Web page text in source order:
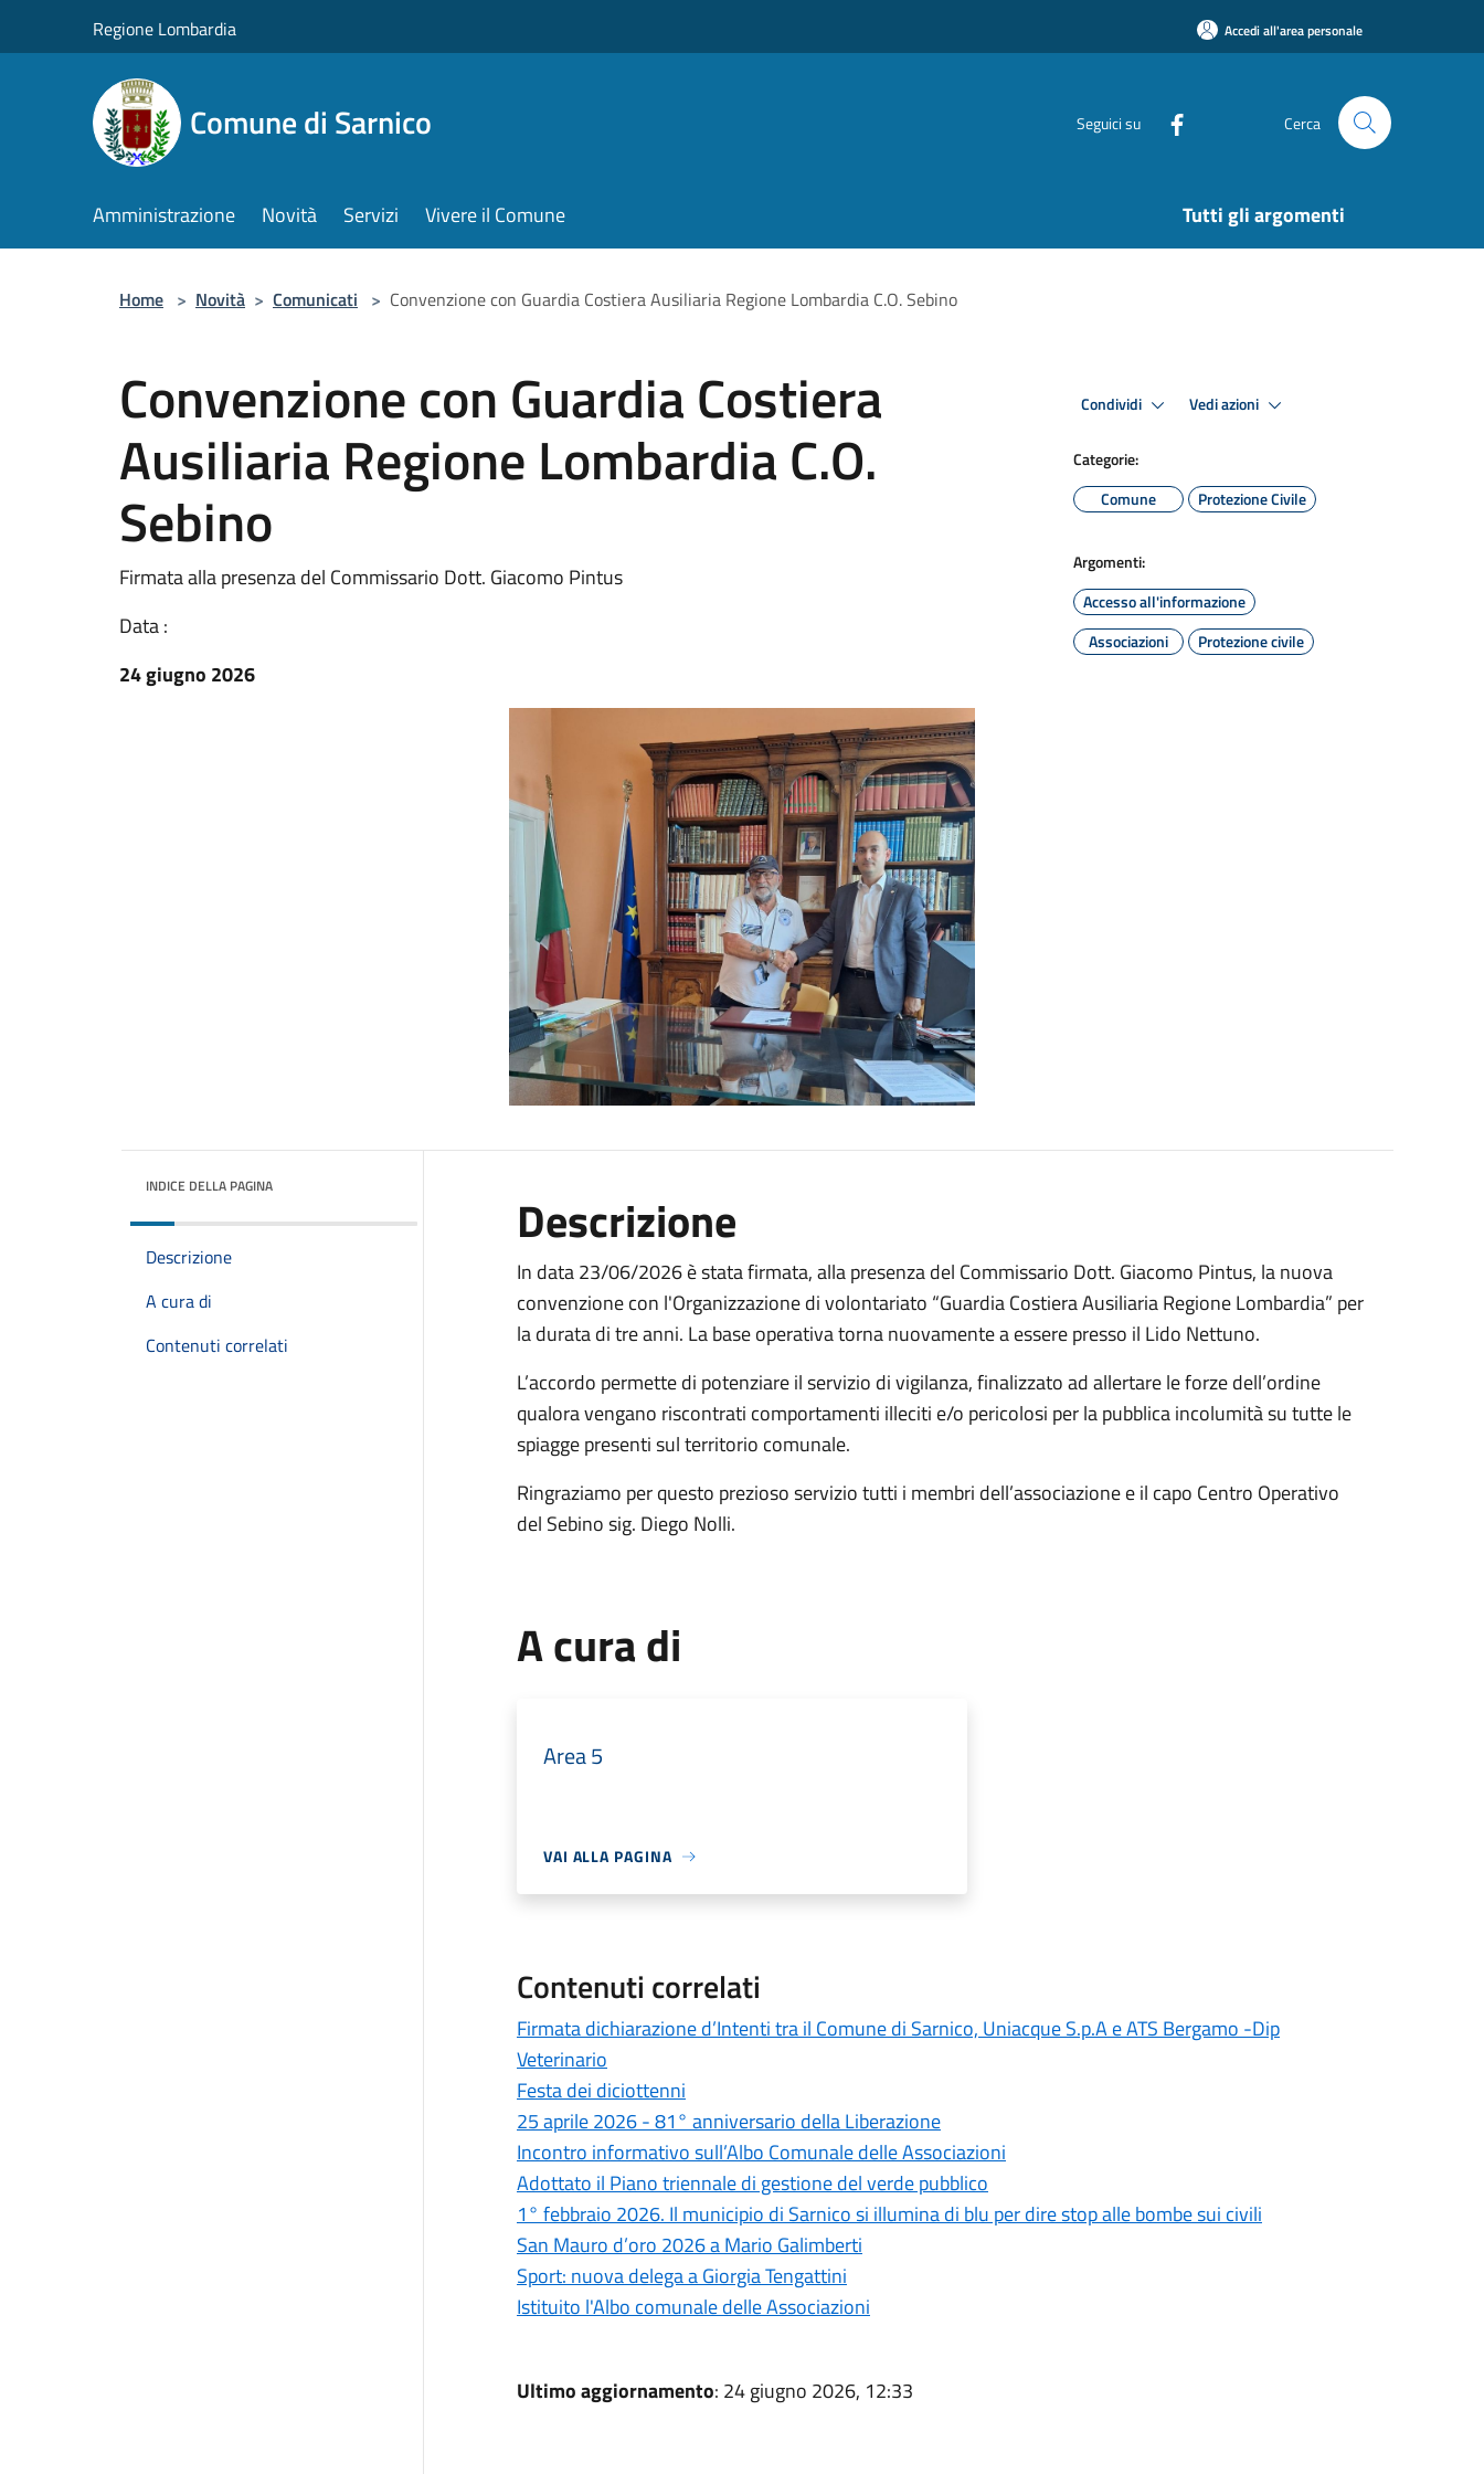
Regione Lombardia Accedi all'area personale
Comune di Sarnico Seguici su Cerca
Amministrazione Novità Servizi Vivere il Comune Tutti gli argomenti
Home > Novità > Comunicati > Convenzione con Guardia Costiera Ausiliaria Regione Lombardia C.O. Sebino
Convenzione con Guardia Costiera
Ausiliaria Regione Lombardia C.O.
Sebino
Firmata alla presenza del Commissario Dott. Giacomo Pintus
Data :
24 giugno 2026
Condividi Vedi azioni
Categorie:
Comune
Protezione Civile
Argomenti:
Accesso all'informazione
Associazioni
Protezione civile
INDICE DELLA PAGINA
Descrizione
A cura di
Contenuti correlati
Descrizione
In data 23/06/2026 è stata firmata, alla presenza del Commissario Dott. Giacomo Pintus, la nuova
convenzione con l'Organizzazione di volontariato “Guardia Costiera Ausiliaria Regione Lombardia” per
la durata di tre anni. La base operativa torna nuovamente a essere presso il Lido Nettuno.
L’accordo permette di potenziare il servizio di vigilanza, finalizzato ad allertare le forze dell’ordine
qualora vengano riscontrati comportamenti illeciti e/o pericolosi per la pubblica incolumità su tutte le
spiagge presenti sul territorio comunale.
Ringraziamo per questo prezioso servizio tutti i membri dell’associazione e il capo Centro Operativo
del Sebino sig. Diego Nolli.
A cura di
Area 5
VAI ALLA PAGINA
Contenuti correlati
Firmata dichiarazione d’Intenti tra il Comune di Sarnico, Uniacque S.p.A e ATS Bergamo -Dip
Veterinario
Festa dei diciottenni
25 aprile 2026 - 81° anniversario della Liberazione
Incontro informativo sull’Albo Comunale delle Associazioni
Adottato il Piano triennale di gestione del verde pubblico
1° febbraio 2026. Il municipio di Sarnico si illumina di blu per dire stop alle bombe sui civili
San Mauro d’oro 2026 a Mario Galimberti
Sport: nuova delega a Giorgia Tengattini
Istituito l'Albo comunale delle Associazioni
Ultimo aggiornamento: 24 giugno 2026, 12:33